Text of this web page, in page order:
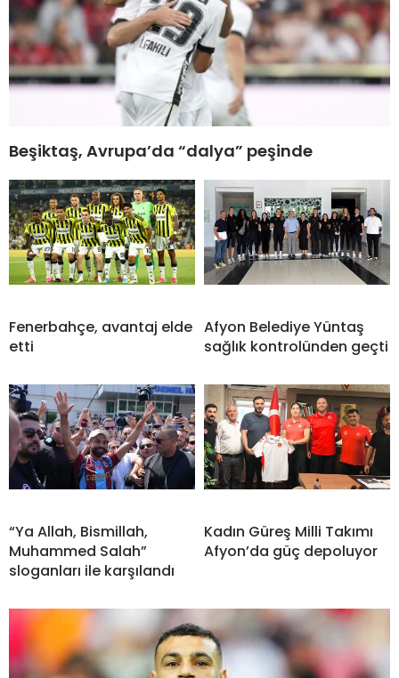
Beşiktaş, Avrupa’da “dalya” peşinde
Fenerbahçe, avantaj elde
etti
Afyon Belediye Yüntaş
sağlık kontrolünden geçti
“Ya Allah, Bismillah,
Muhammed Salah”
sloganları ile karşılandı
Kadın Güreş Milli Takımı
Afyon’da güç depoluyor